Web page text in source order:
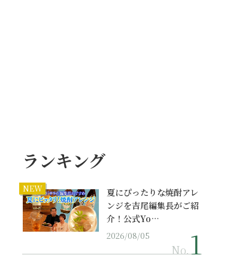
ランキング
NEW
夏にぴったりな焼酎アレ
ンジを吉尾編集長がご紹
介！公式Yo…
2026/08/05
No.